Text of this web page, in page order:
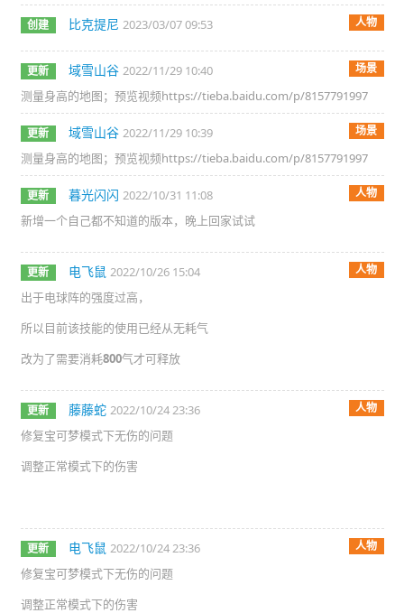
创建 比克提尼 2023/03/07 09:53 人物
更新 域雪山谷 2022/11/29 10:40 场景
测量身高的地图；预览视频https://tieba.baidu.com/p/8157791997
更新 域雪山谷 2022/11/29 10:39 场景
测量身高的地图；预览视频https://tieba.baidu.com/p/8157791997
更新 暮光闪闪 2022/10/31 11:08 人物
新增一个自己都不知道的版本，晚上回家试试
更新 电飞鼠 2022/10/26 15:04 人物
出于电球阵的强度过高，
所以目前该技能的使用已经从无耗气
改为了需要消耗800气才可释放
更新 藤藤蛇 2022/10/24 23:36 人物
修复宝可梦模式下无伤的问题
调整正常模式下的伤害
更新 电飞鼠 2022/10/24 23:36 人物
修复宝可梦模式下无伤的问题
调整正常模式下的伤害